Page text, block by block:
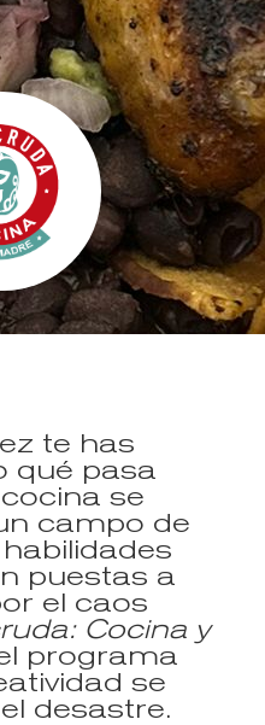
te has
qué pasa
se
campo de
puestas a
el caos
Cocina y
programa
se
desastre.